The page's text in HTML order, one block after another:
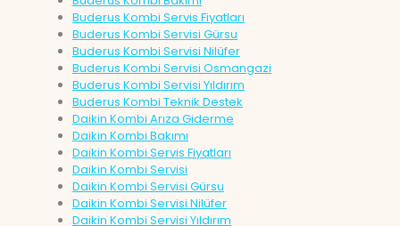
Buderus Kombi Servis Fiyatları
Buderus Kombi Servisi Gürsu
Buderus Kombi Servisi Nilüfer
Buderus Kombi Servisi Osmangazi
Buderus Kombi Servisi Yıldırım
Buderus Kombi Teknik Destek
Daikin Kombi Arıza Giderme
Daikin Kombi Bakımı
Daikin Kombi Servis Fiyatları
Daikin Kombi Servisi
Daikin Kombi Servisi Gürsu
Daikin Kombi Servisi Nilüfer
Daikin Kombi Servisi Yıldırım